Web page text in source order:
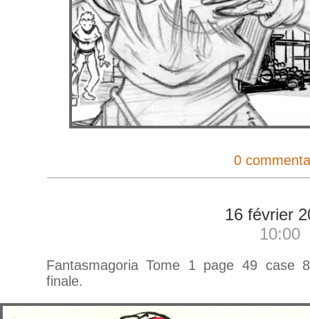
0
16 février
10:00
Fantasmagoria Tome 1 page 49 case
finale.